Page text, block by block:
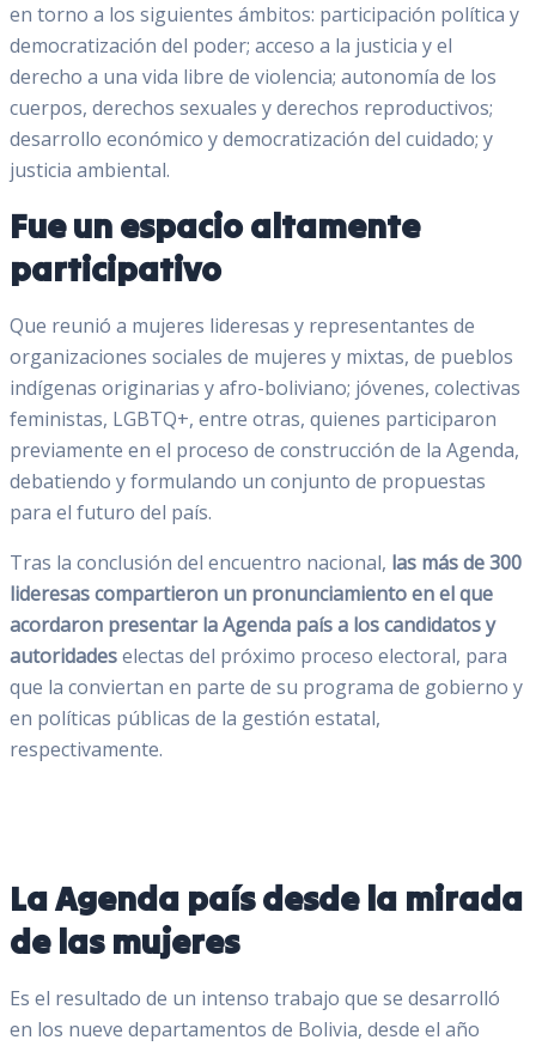
en torno a los siguientes ámbitos: participación política y
democratización del poder; acceso a la justicia y el
derecho a una vida libre de violencia; autonomía de los
cuerpos, derechos sexuales y derechos reproductivos;
desarrollo económico y democratización del cuidado; y
justicia ambiental.
Fue un espacio altamente
participativo
Que reunió a mujeres lideresas y representantes de
organizaciones sociales de mujeres y mixtas, de pueblos
indígenas originarias y afro-boliviano; jóvenes, colectivas
feministas, LGBTQ+, entre otras, quienes participaron
previamente en el proceso de construcción de la Agenda,
debatiendo y formulando un conjunto de propuestas
para el futuro del país.
Tras la conclusión del encuentro nacional, las más de 300
lideresas compartieron un pronunciamiento en el que
acordaron presentar la Agenda país a los candidatos y
autoridadeselectas del próximo proceso electoral, para
que la conviertan en parte de su programa de gobierno y
en políticas públicas de la gestión estatal,
respectivamente.
La Agenda país desde la mirada
de las mujeres
Es el resultado de un intenso trabajo que se desarrolló
en los nueve departamentos de Bolivia, desde el año